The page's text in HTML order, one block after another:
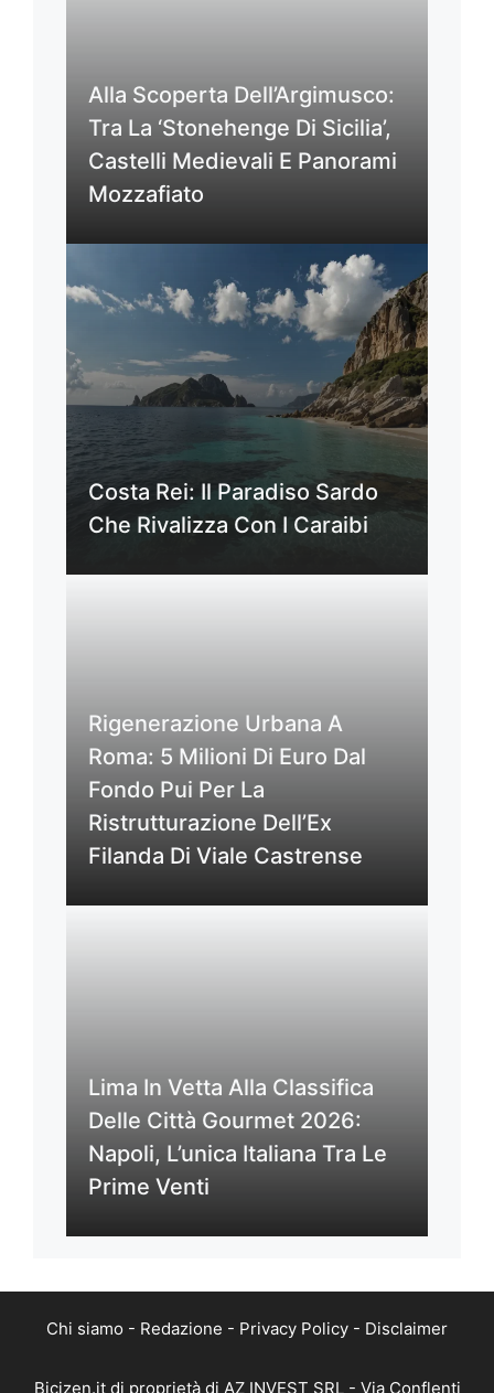
Alla Scoperta Dell’Argimusco:
Tra La ‘Stonehenge Di Sicilia’,
Castelli Medievali E Panorami
Mozzafiato
Costa Rei: Il Paradiso Sardo
Che Rivalizza Con I Caraibi
Rigenerazione Urbana A
Roma: 5 Milioni Di Euro Dal
Fondo Pui Per La
Ristrutturazione Dell’Ex
Filanda Di Viale Castrense
Lima In Vetta Alla Classifica
Delle Città Gourmet 2026:
Napoli, L’unica Italiana Tra Le
Prime Venti
Chi siamo - Redazione - Privacy Policy - Disclaimer
Bicizen.it di proprietà di AZ INVEST SRL - Via Conflenti